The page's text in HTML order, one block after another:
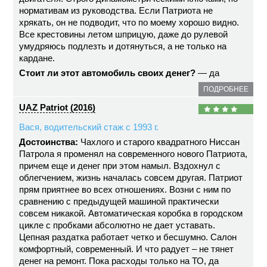
нормативам из руководства. Если Патриота не
хрякать, он не подводит, что по моему хорошо видно.
Все крестовины летом шприцую, даже до рулевой
умудряюсь подлезть и дотянуться, а не только на
кардане.
Стоит ли этот автомобиль своих денег? — да
ПОДРОБНЕЕ
UAZ Patriot (2016)
Вася, водительский стаж с 1993 г.
Достоинства: Чахлого и старого квадратного Ниссан
Патрола я променял на современного нового Патриота,
причем еще и денег при этом намыл. Вздохнул с
облегчением, жизнь началась совсем другая. Патриот
прям приятнее во всех отношениях. Возни с ним по
сравнению с предыдущей машиной практически
совсем никакой. Автоматическая коробка в городском
цикле с пробками абсолютно не дает уставать.
Цепная раздатка работает четко и бесшумно. Салон
комфортный, современный. И что радует – не тянет
денег на ремонт. Пока расходы только на ТО, да